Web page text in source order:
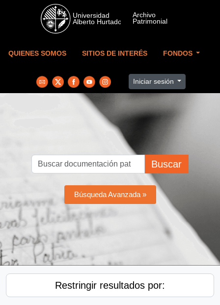
Skip to main content
QUIENES SOMOS SITIOS DE INTERÉS FONDOS
Iniciar sesión
Buscar
Búsqueda Avanzada »
Restringir resultados por: